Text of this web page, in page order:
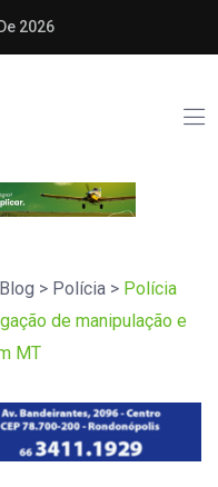
2026
Blog > Polícia > Polícia
de manipulação e
MT